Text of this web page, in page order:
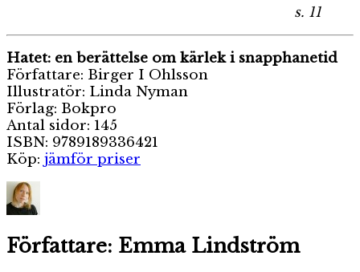
s. 11
Hatet: en berättelse om kärlek i snapphanetid
Författare: Birger I Ohlsson
Illustratör: Linda Nyman
Förlag: Bokpro
Antal sidor: 145
ISBN: 9789189336421
Köp: jämför priser
Författare: Emma Lindström